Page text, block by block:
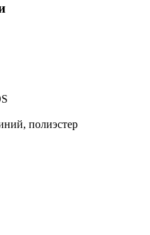
полиэстер